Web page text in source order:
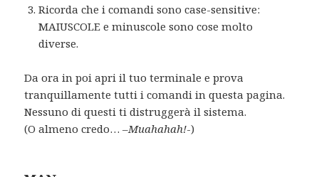
Ricorda che i comandi sono case-sensitive:
MAIUSCOLE e minuscole sono cose molto
diverse.
Da ora in poi apri il tuo terminale e prova
tranquillamente tutti i comandi in questa pagina.
Nessuno di questi ti distruggerà il sistema.
(O almeno credo… –Muahahah!-)